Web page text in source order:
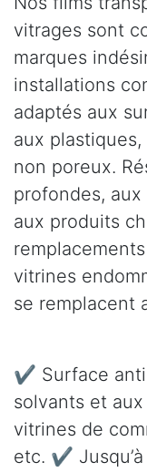
vitrages sont
marques
installations
adaptés aux
aux
non poreux.
profondes,
aux produits
vitrines
se remplacent
✔ Surface
solvants et
vitrines de
etc. ✔